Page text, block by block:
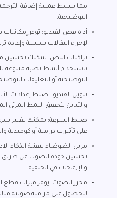
مما يبسط عملية إضافة الترجمة
التوضيحية.
أداة قص الفيديو: توفر
لإجراء انتقالات سلسة وإعادة
تراكبات النص: يمكنك تحسين
باستخدام أنماط نصية متنوعة
التوضيحية أو التعليقات
تلوين الفيديو: اضبط إعدادات
والتباين لتحقيق النمط المرئي
ضبط السرعة: يمكنك تغيير
على تأثيرات درامية أو كوميدية
مزيل الضوضاء بتقنية الذكاء
تحسين جودة الصوت عن طريق
والإزعاجات في الخلفية.
محرر الصوت: يوفر ميزات قطع
للحصول على مزامنة صوتية